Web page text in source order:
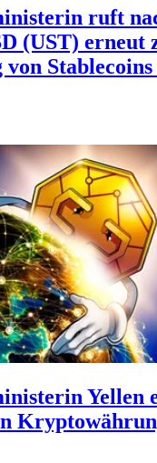
ruft
(UST) erneut
Yellen